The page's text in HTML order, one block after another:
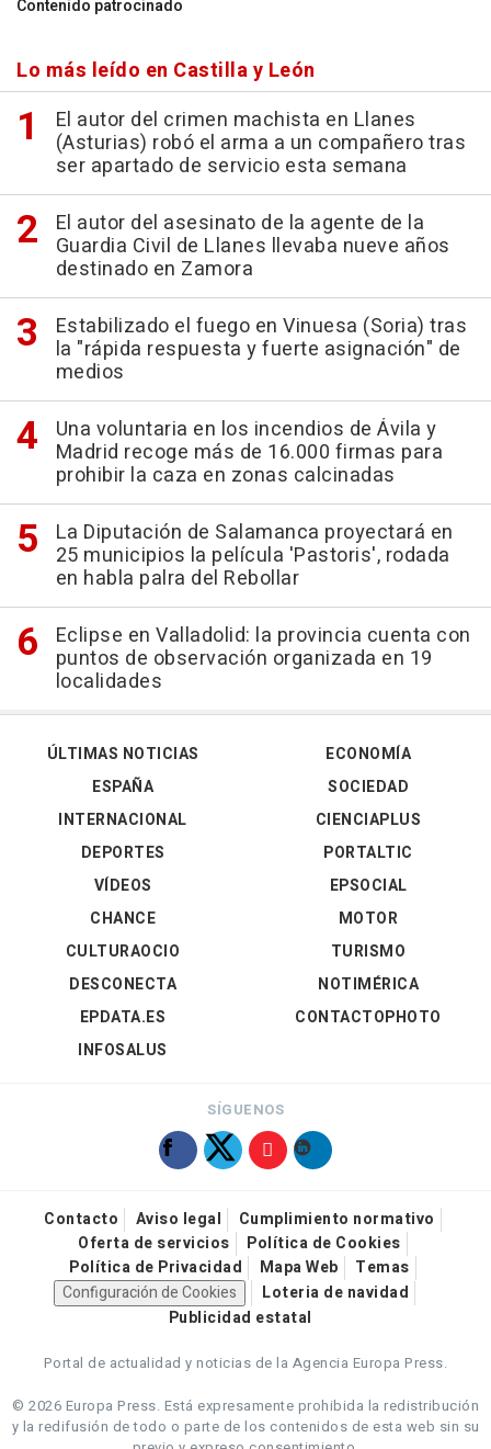
Contenido patrocinado
Lo más leído en Castilla y León
El autor del crimen machista en Llanes
(Asturias) robó el arma a un compañero tras
ser apartado de servicio esta semana
El autor del asesinato de la agente de la
Guardia Civil de Llanes llevaba nueve años
destinado en Zamora
Estabilizado el fuego en Vinuesa (Soria) tras
la "rápida respuesta y fuerte asignación" de
medios
Una voluntaria en los incendios de Ávila y
Madrid recoge más de 16.000 firmas para
prohibir la caza en zonas calcinadas
La Diputación de Salamanca proyectará en
25 municipios la película 'Pastoris', rodada
en habla palra del Rebollar
Eclipse en Valladolid: la provincia cuenta con
puntos de observación organizada en 19
localidades
ÚLTIMAS NOTICIAS
ESPAÑA
INTERNACIONAL
DEPORTES
VÍDEOS
ECONOMÍA
SOCIEDAD
CIENCIAPLUS
PORTALTIC
EPSOCIAL
CHANCE
CULTURAOCIO
DESCONECTA
EPDATA.ES
INFOSALUS
MOTOR
TURISMO
NOTIMÉRICA
CONTACTOPHOTO
SÍGUENOS
Contacto Aviso legal
Cumplimiento normativo
Oferta de servicios
Política de Cookies
Política de Privacidad
Mapa Web
Temas
Configuración de Cookies
Loteria de navidad
Publicidad estatal
Portal de actualidad y noticias de la Agencia Europa Press.
© 2026 Europa Press. Está expresamente prohibida la redistribución
y la redifusión de todo o parte de los contenidos de esta web sin su